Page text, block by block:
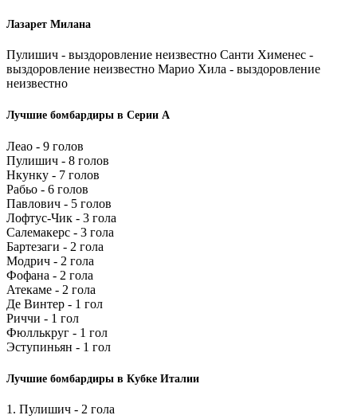
Лазарет Милана
Пулишич - выздоровление неизвестно Санти Хименес -
выздоровление неизвестно Марио Хила - выздоровление
неизвестно
Лучшие бомбардиры в Серии А
Леао - 9 голов
Пулишич - 8 голов
Нкунку - 7 голов
Рабьо - 6 голов
Павлович - 5 голов
Лофтус-Чик - 3 гола
Салемакерс - 3 гола
Бартезаги - 2 гола
Модрич - 2 гола
Фофана - 2 гола
Атекаме - 2 гола
Де Винтер - 1 гол
Риччи - 1 гол
Фюллькруг - 1 гол
Эступиньян - 1 гол
Лучшие бомбардиры в Кубке Италии
1. Пулишич - 2 гола